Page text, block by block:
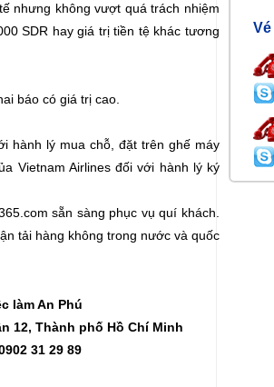
nhưng không vượt quá trách nhiệm
SDR hay giá trị tiền tệ khác tương
báo có giá trị cao.
hành lý mua chỗ, đặt trên ghế máy
Vietnam Airlines đối với hành lý ký
sẵn sàng phục vụ quí khách.
tải hàng không trong nước và quốc
làm An Phú
12, Thành phố Hồ Chí Minh
31 29 89